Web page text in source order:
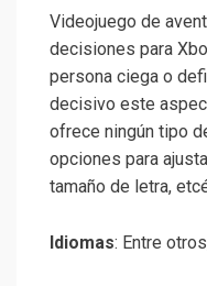
Videojuego de
decisiones para
persona ciega o
decisivo este
ofrece ningún tipo
opciones para
tamaño de letra,
Idiomas: Entre